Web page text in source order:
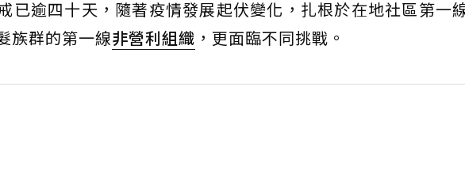
已逾四十天，隨著疫情發展起伏變化，扎根於在地社區第一
族群的第一線非營利組織 ，更面臨不同挑戰。